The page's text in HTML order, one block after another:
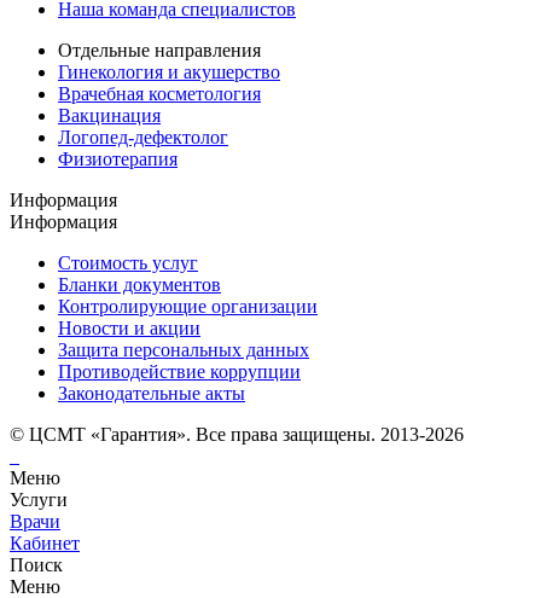
Наша команда специалистов
Отдельные направления
Гинекология и акушерство
Врачебная косметология
Вакцинация
Логопед-дефектолог
Физиотерапия
Информация
Информация
Стоимость услуг
Бланки документов
Контролирующие организации
Новости и акции
Защита персональных данных
Противодействие коррупции
Законодательные акты
© ЦСМТ «Гарантия». Все права защищены. 2013-2026
Меню
Услуги
Врачи
Кабинет
Поиск
Меню